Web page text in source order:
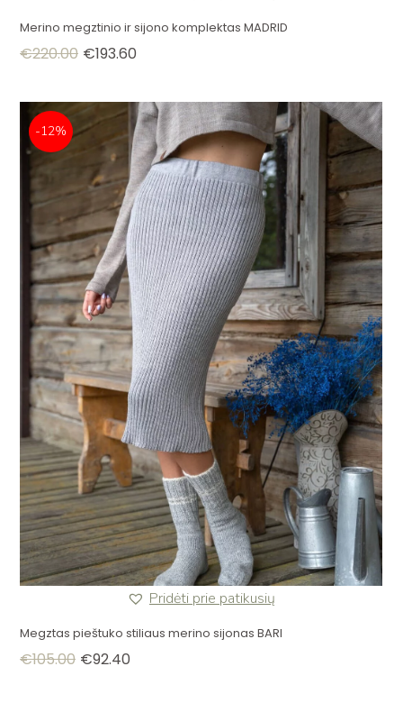
Merino megztinio ir sijono komplektas MADRID
€220.00 €193.60
-12%
Pridėti prie patikusių
Megztas pieštuko stiliaus merino sijonas BARI
€105.00 €92.40